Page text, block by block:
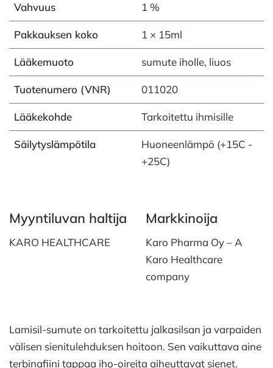
Vahvuus 1 %
Pakkauksen koko 1 × 15ml
Lääkemuoto sumute iholle, liuos
Tuotenumero (VNR) 011020
Lääkekohde Tarkoitettu ihmisille
Säilytyslämpötila
Huoneenlämpö (+15C -
+25C)
Myyntiluvan haltija
KARO HEALTHCARE
Markkinoija
Karo Pharma Oy – A
Karo Healthcare
company
Lamisil-sumute on tarkoitettu jalkasilsan ja varpaiden
välisen sienitulehduksen hoitoon. Sen vaikuttava aine
terbinafiini tappaa iho-oireita aiheuttavat sienet.